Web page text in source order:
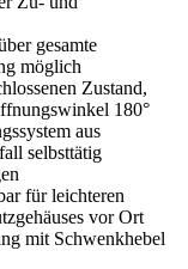
gesamte
möglich
Zustand,
180°
aus
selbsttätig
für leichteren
vor Ort
mit Schwenkhebel